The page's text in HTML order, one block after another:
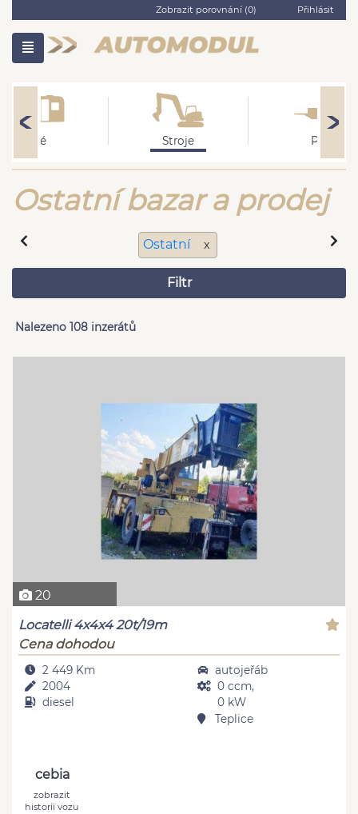
Zobrazit porovnání (0) Přihlásit
Obytné Stroje Přívěsy
Ostatní bazar a prodej
Ostatní x
Filtr
Nalezeno 108 inzerátů
20
Locatelli 4x4x4 20t/19m
Cena dohodou
2 449 Km
2004
diesel
autojeřáb
0 ccm,
0 kW
Teplice
cebia
zobrazit
historii vozu